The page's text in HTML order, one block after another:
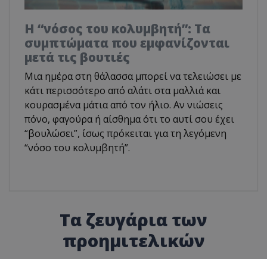
Η “νόσος του κολυμβητή”: Τα
συμπτώματα που εμφανίζονται
μετά τις βουτιές
Μια ημέρα στη θάλασσα μπορεί να τελειώσει με
κάτι περισσότερο από αλάτι στα μαλλιά και
κουρασμένα μάτια από τον ήλιο. Αν νιώσεις
πόνο, φαγούρα ή αίσθημα ότι το αυτί σου έχει
“βουλώσει”, ίσως πρόκειται για τη λεγόμενη
“νόσο του κολυμβητή”.
Τα ζευγάρια των
προημιτελικών